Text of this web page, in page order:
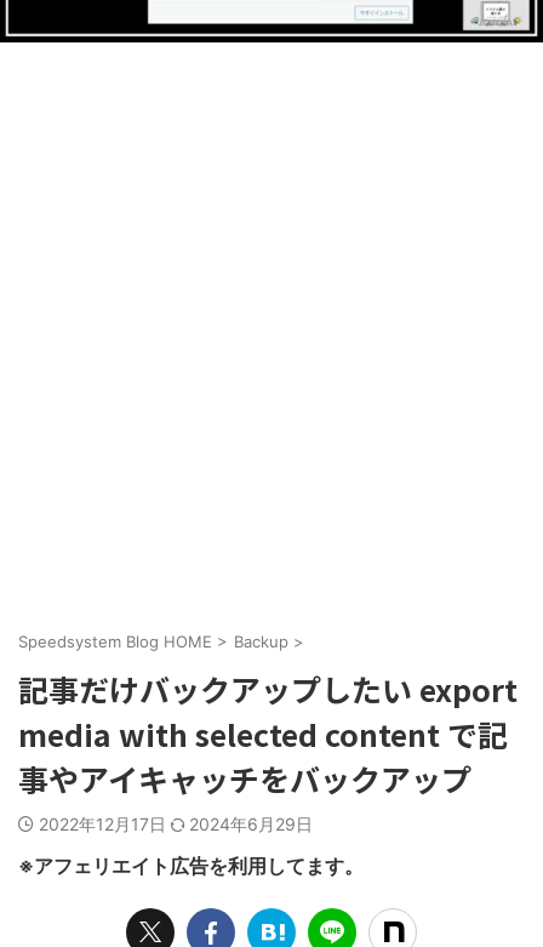
Speedsystem Blog HOME > Backup >
記事だけバックアップしたい export
media with selected content で記
事やアイキャッチをバックアップ
2022年12月17日 2024年6月29日
※アフェリエイト広告を利用してます。